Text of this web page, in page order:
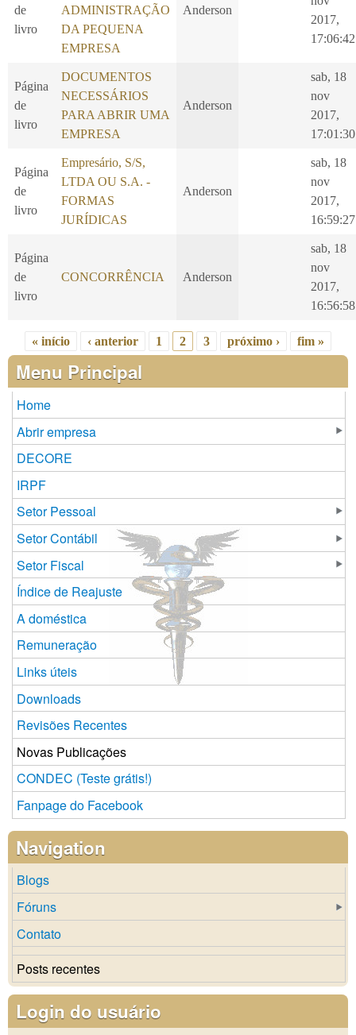
de
livro
ADMINISTRAÇÃO
DA PEQUENA
EMPRESA
Anderson
2017,
17:06:42
Página
de
livro
DOCUMENTOS
NECESSÁRIOS
PARA ABRIR UMA
EMPRESA
Anderson
sab, 18
nov
2017,
17:01:30
Página
de
livro
Empresário, S/S,
LTDA OU S.A. -
FORMAS
JURÍDICAS
Anderson
sab, 18
nov
2017,
16:59:27
Página
de
livro
CONCORRÊNCIA Anderson
sab, 18
nov
2017,
16:56:58
Páginas
« início ‹ anterior 1 2 3 próximo › fim »
Menu Principal
Home
Abrir empresa
DECORE
IRPF
Setor Pessoal
Setor Contábil
Setor Fiscal
Índice de Reajuste
A doméstica
Remuneração
Links úteis
Downloads
Revisões Recentes
Novas Publicações
CONDEC (Teste grátis!)
Fanpage do Facebook
Navigation
Blogs
Fóruns
Contato
Posts recentes
Login do usuário